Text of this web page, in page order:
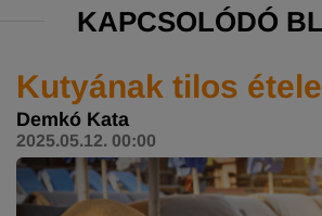
KAPCSOLÓDÓ
Kutyának tilos
Demkó Kata
2025.05.12. 00:00